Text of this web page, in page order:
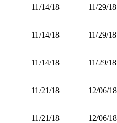
11/14/18 11/29/18
11/14/18 11/29/18
11/14/18 11/29/18
11/21/18 12/06/18
11/21/18 12/06/18